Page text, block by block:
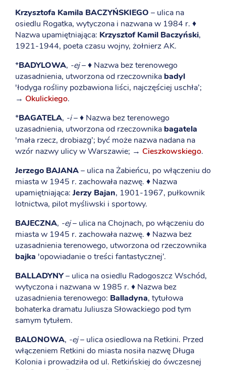
Krzysztofa Kamila BACZYŃSKIEGO – ulica na
osiedlu Rogatka, wytyczona i nazwana w 1984 r. ♦
Nazwa upamiętniająca: Krzysztof Kamil Baczyński,
1921-1944, poeta czasu wojny, żołnierz AK.
*BADYLOWA, -ej– ♦ Nazwa bez terenowego
uzasadnienia, utworzona od rzeczownika badyl
'łodyga rośliny pozbawiona liści, najczęściej uschła’;
→ Okulickiego.
*BAGATELA, -i– ♦ Nazwa bez terenowego
uzasadnienia, utworzona od rzeczownika bagatela
'mała rzecz, drobiazg’; być może nazwa nadana na
wzór nazwy ulicy w Warszawie; → Cieszkowskiego.
Jerzego BAJANA– ulica na Żabieńcu, po włączeniu do
miasta w 1945 r. zachowała nazwę. ♦ Nazwa
upamiętniająca:Jerzy Bajan, 1901-1967, pułkownik
lotnictwa, pilot myśliwski i sportowy.
BAJECZNA, -ej– ulica na Chojnach, po włączeniu do
miasta w 1945 r. zachowała nazwę. ♦ Nazwa bez
uzasadnienia terenowego, utworzona od rzeczownika
bajka 'opowiadanie o treści fantastycznej’.
BALLADYNY– ulica na osiedlu Radogoszcz Wschód,
wytyczona i nazwana w 1985 r. ♦ Nazwa bez
uzasadnienia terenowego: Balladyna, tytułowa
bohaterka dramatu Juliusza Słowackiego pod tym
samym tytułem.
BALONOWA, -ej– ulica osiedlowa na Retkini. Przed
włączeniem Retkini do miasta nosiła nazwę Długa
Kolonia i prowadziła od ul. Retkińskiej do ówczesnej